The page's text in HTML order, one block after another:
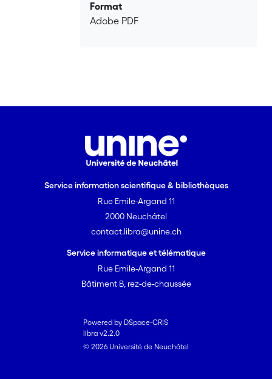
Format
Adobe PDF
Service information scientifique & bibliothèques
Rue Emile-Argand 11
2000 Neuchâtel
contact.libra@unine.ch
Service informatique et télématique
Rue Emile-Argand 11
Bâtiment B, rez-de-chaussée
Powered by DSpace-CRIS
libra v2.2.0
© 2026 Université de Neuchâtel